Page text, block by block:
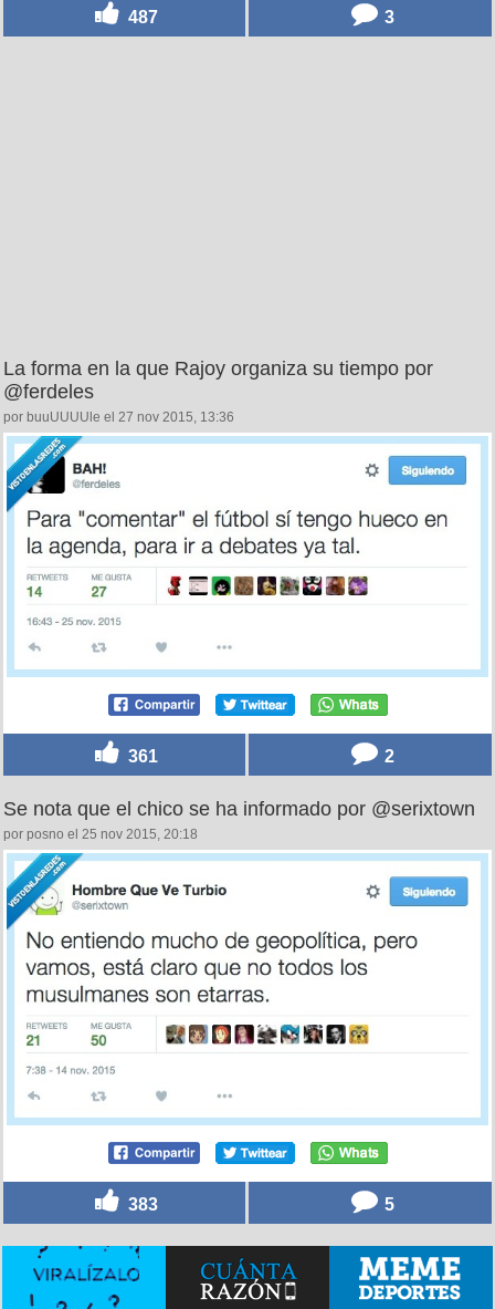
487 3
La forma en la que Rajoy organiza su tiempo por
@ferdeles
por buuUUUUle el 27 nov 2015, 13:36
361 2
Se nota que el chico se ha informado por @serixtown
por posno el 25 nov 2015, 20:18
383 5